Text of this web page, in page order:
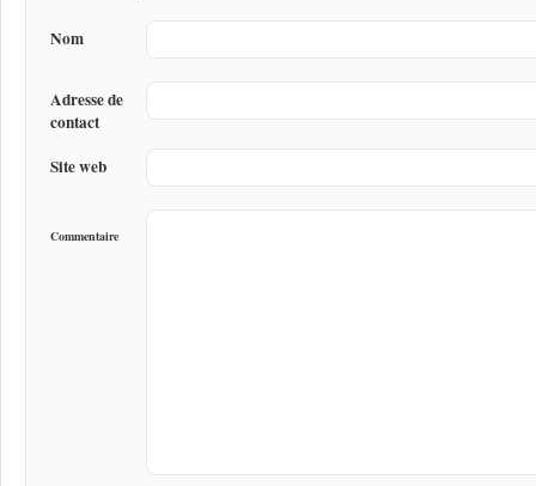
Nom
Adresse de
contact
Site web
Commentaire